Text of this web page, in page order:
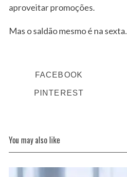
aproveitar promoções.
Mas o saldão mesmo é na sexta.
FACEBOOK
PINTEREST
You may also like